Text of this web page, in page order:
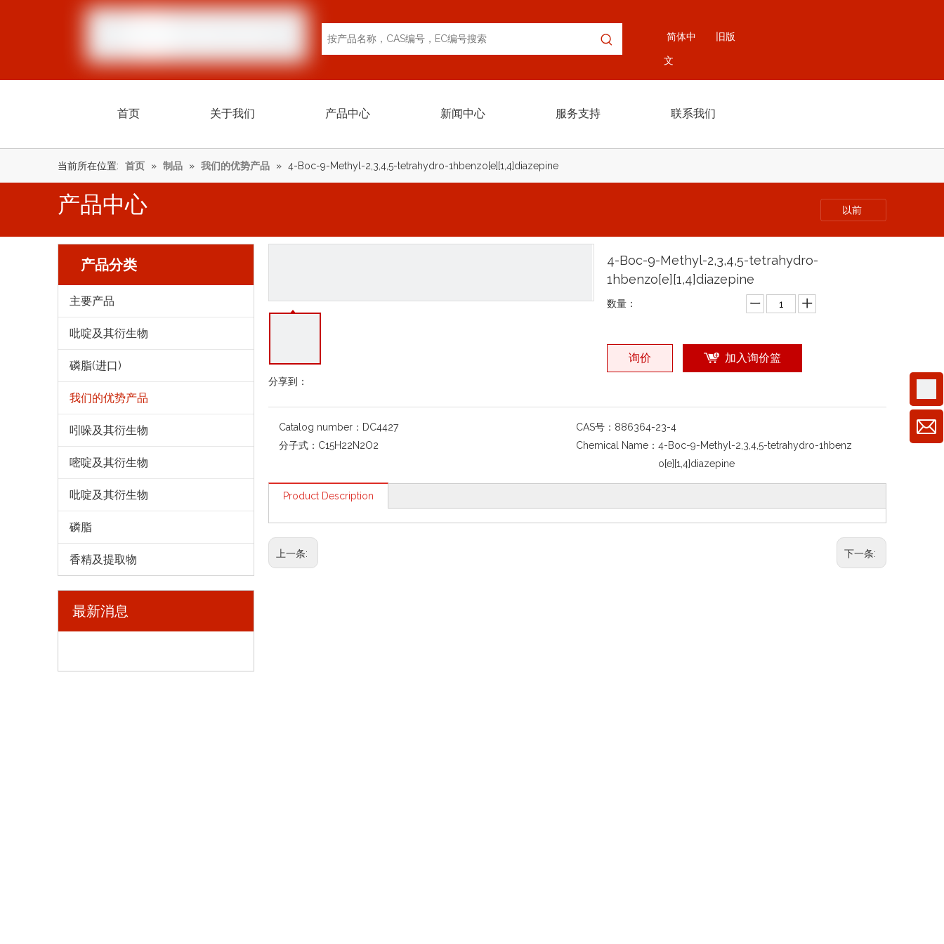
简体中
文
旧版
首页 关于我们 产品中心 新闻中心 服务支持 联系我们
当前所在位置: 首页 » 制品 » 我们的优势产品 » 4-Boc-9-Methyl-2,3,4,5-tetrahydro-1hbenzo[e][1,4]diazepine
产品中心 以前
产品分类
主要产品
吡啶及其衍生物
磷脂(进口)
我们的优势产品
吲哚及其衍生物
嘧啶及其衍生物
吡啶及其衍生物
磷脂
香精及提取物
最新消息
分享到：
4-Boc-9-Methyl-2,3,4,5-tetrahydro-
1hbenzo[e][1,4]diazepine
数量：
询价 加入询价篮
Catalog number： DC4427 CAS号： 886364-23-4
分子式： C15H22N2O2 Chemical Name：4-Boc-9-Methyl-2,3,4,5-tetrahydro-1hbenz
o[e][1,4]diazepine
Product Description
上一条: 下一条: